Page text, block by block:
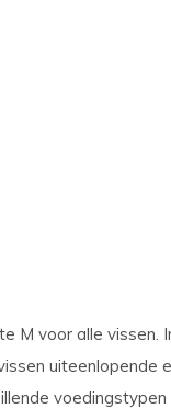
M voor alle vissen.
uiteenlopende